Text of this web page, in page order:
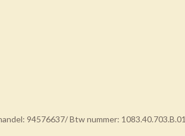
94576637/ Btw nummer: 1083.40.703.B.01